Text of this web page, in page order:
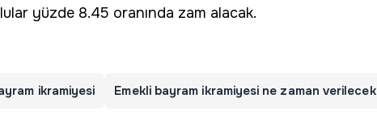
yüzde 8.45 oranında zam alacak.
ikramiyesi Emekli bayram ikramiyesi ne zaman verilecek